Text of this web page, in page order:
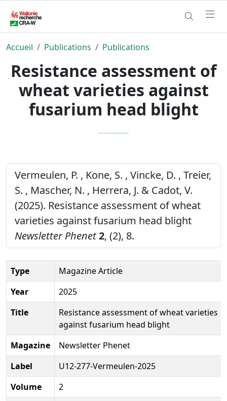
Accueil Publications Publications
Resistance assessment of
wheat varieties against
fusarium head blight
Vermeulen, P. , Kone, S. , Vincke, D. , Treier,
S. , Mascher, N. , Herrera, J. & Cadot, V.
(2025). Resistance assessment of wheat
varieties against fusarium head blight
Newsletter Phenet2, (2), 8.
Type
Magazine Article
Year
2025
Title
Resistance assessment of wheat varieties
against fusarium head blight
Magazine
Newsletter Phenet
Label
U12-277-Vermeulen-2025
Volume
2